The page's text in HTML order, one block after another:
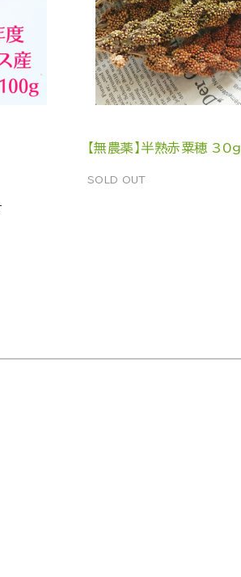
【無農薬】半熟赤粟穂 30g
SOLD OUT